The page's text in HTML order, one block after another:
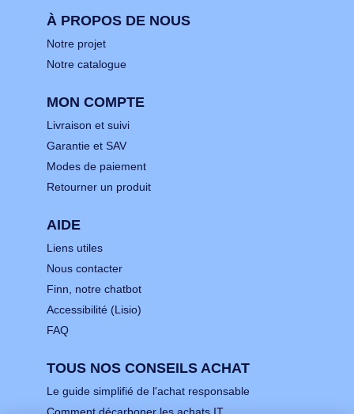
À PROPOS DE NOUS
Notre projet
Notre catalogue
MON COMPTE
Livraison et suivi
Garantie et SAV
Modes de paiement
Retourner un produit
AIDE
Liens utiles
Nous contacter
Finn, notre chatbot
Accessibilité (Lisio)
FAQ
TOUS NOS CONSEILS ACHAT
Le guide simplifié de l'achat responsable